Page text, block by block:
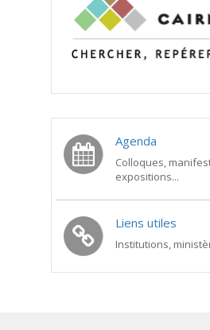
Agenda
Colloques,
expositions...
Liens utiles
Institutions,